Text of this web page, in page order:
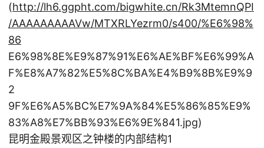
(http://lh6.ggpht.com/bigwhite.cn/Rk3MtemnQPI
/AAAAAAAAAVw/MTXRLYezrm0/s400/%E6%98%
86
E6%98%8E%E9%87%91%E6%AE%BF%E6%99%A
F%E8%A7%82%E5%8C%BA%E4%B9%8B%E9%9
2
9F%E6%A5%BC%E7%9A%84%E5%86%85%E9%
83%A8%E7%BB%93%E6%9E%841.jpg)
昆明金殿景观区之钟楼的内部结构1